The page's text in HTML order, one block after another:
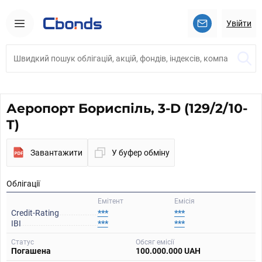
Увійти
Аеропорт Бориспіль, 3-D (129/2/10-
T)
Завантажити У буфер обміну
Облігації
Емісія
Емітент
Credit-Rating ***
***
IBI
***
***
Статус
Погашена
Обсяг емісії
100.000.000 UAH